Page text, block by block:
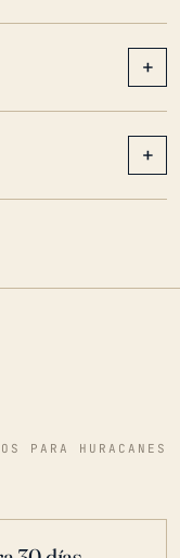
+
+
PARA HURACANES